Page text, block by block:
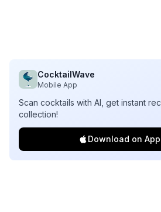
CocktailWave
Mobile App
Scan cocktails with AI, get instant
collection!
Download on